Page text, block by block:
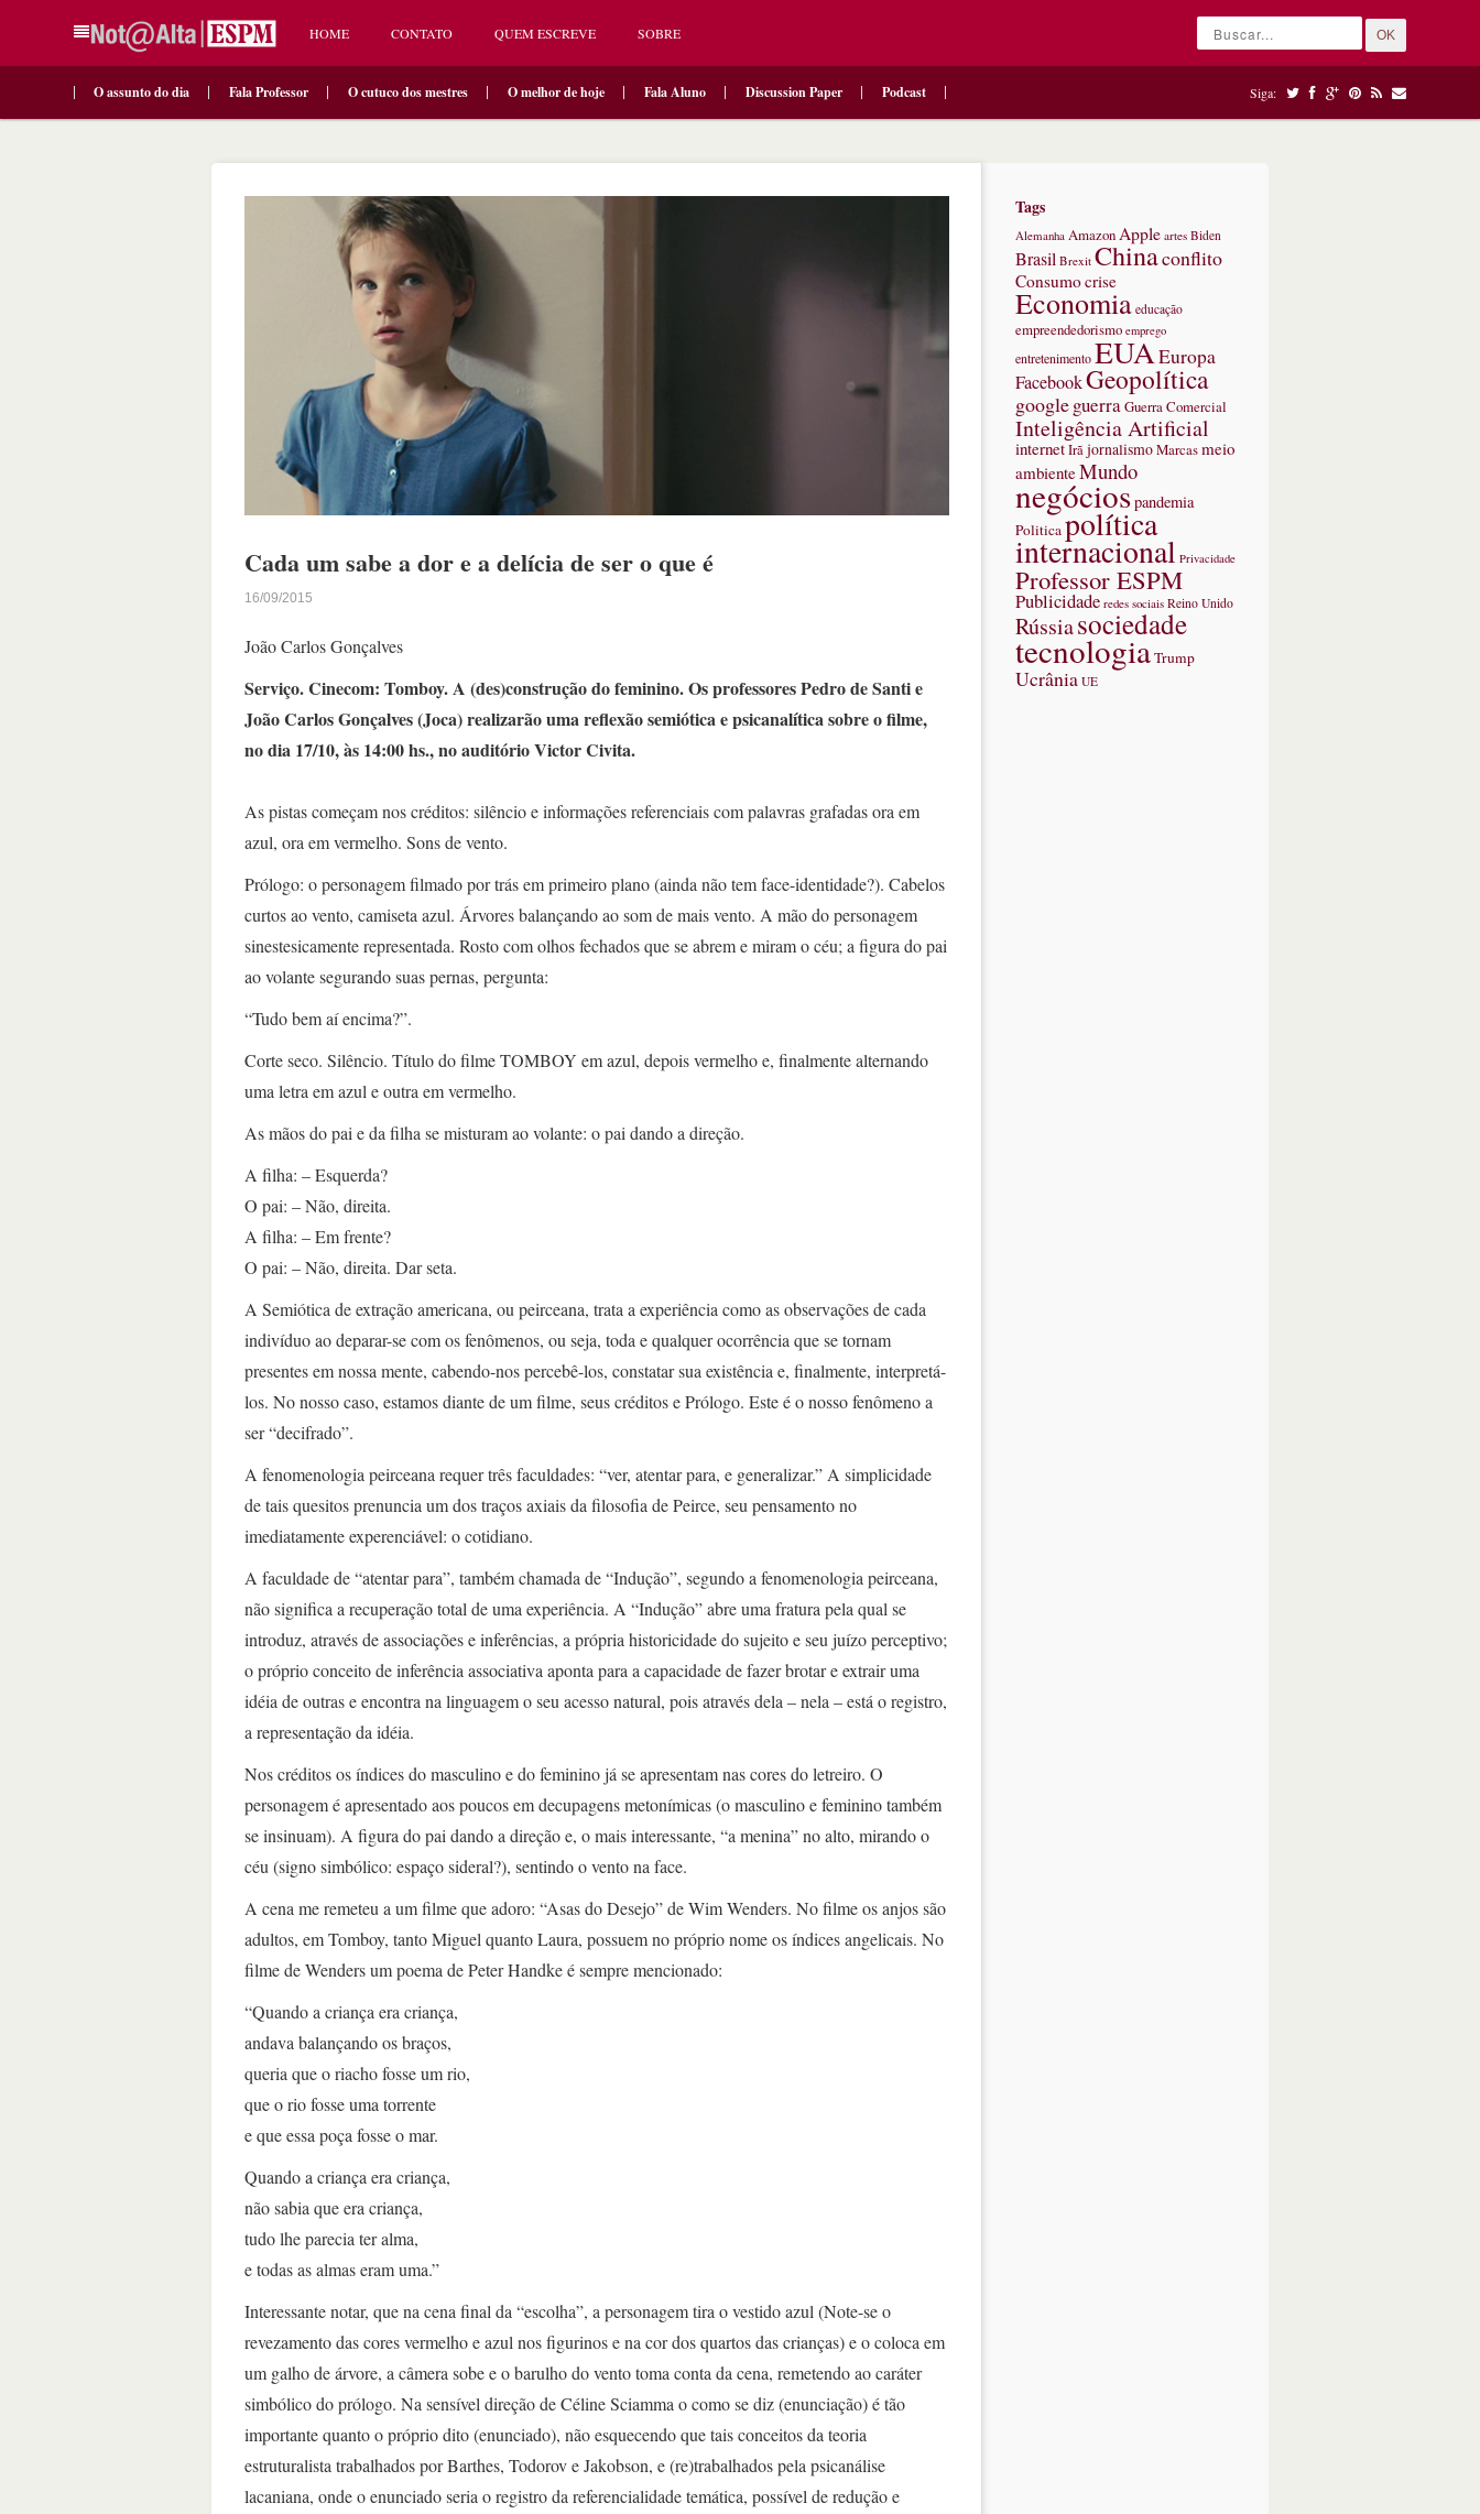
HOME CONTATO QUEM ESCREVE SOBRE OK
O assunto do dia Fala Professor O cutuco dos mestres O melhor de hoje Fala Aluno Discussion Paper Podcast Siga:
Cada um sabe a dor e a delícia de ser o que é
16/09/2015
João Carlos Gonçalves
Serviço. Cinecom: Tomboy. A (des)construção do feminino. Os professores Pedro de Santi e
João Carlos Gonçalves (Joca) realizarão uma reflexão semiótica e psicanalítica sobre o filme,
no dia 17/10, às 14:00 hs., no auditório Victor Civita.
As pistas começam nos créditos: silêncio e informações referenciais com palavras grafadas ora em
azul, ora em vermelho. Sons de vento.
Prólogo: o personagem filmado por trás em primeiro plano (ainda não tem face-identidade?). Cabelos
curtos ao vento, camiseta azul. Árvores balançando ao som de mais vento. A mão do personagem
sinestesicamente representada. Rosto com olhos fechados que se abrem e miram o céu; a figura do pai
ao volante segurando suas pernas, pergunta:
“Tudo bem aí encima?”.
Corte seco. Silêncio. Título do filme TOMBOY em azul, depois vermelho e, finalmente alternando
uma letra em azul e outra em vermelho.
As mãos do pai e da filha se misturam ao volante: o pai dando a direção.
A filha: – Esquerda?
O pai: – Não, direita.
A filha: – Em frente?
O pai: – Não, direita. Dar seta.
A Semiótica de extração americana, ou peirceana, trata a experiência como as observações de cada
indivíduo ao deparar-se com os fenômenos, ou seja, toda e qualquer ocorrência que se tornam
presentes em nossa mente, cabendo-nos percebê-los, constatar sua existência e, finalmente, interpretá-
los. No nosso caso, estamos diante de um filme, seus créditos e Prólogo. Este é o nosso fenômeno a
ser “decifrado”.
A fenomenologia peirceana requer três faculdades: “ver, atentar para, e generalizar.” A simplicidade
de tais quesitos prenuncia um dos traços axiais da filosofia de Peirce, seu pensamento no
imediatamente experenciável: o cotidiano.
A faculdade de “atentar para”, também chamada de “Indução”, segundo a fenomenologia peirceana,
não significa a recuperação total de uma experiência. A “Indução” abre uma fratura pela qual se
introduz, através de associações e inferências, a própria historicidade do sujeito e seu juízo perceptivo;
o próprio conceito de inferência associativa aponta para a capacidade de fazer brotar e extrair uma
idéia de outras e encontra na linguagem o seu acesso natural, pois através dela – nela – está o registro,
a representação da idéia.
Nos créditos os índices do masculino e do feminino já se apresentam nas cores do letreiro. O
personagem é apresentado aos poucos em decupagens metonímicas (o masculino e feminino também
se insinuam). A figura do pai dando a direção e, o mais interessante, “a menina” no alto, mirando o
céu (signo simbólico: espaço sideral?), sentindo o vento na face.
A cena me remeteu a um filme que adoro: “Asas do Desejo” de Wim Wenders. No filme os anjos são
adultos, em Tomboy, tanto Miguel quanto Laura, possuem no próprio nome os índices angelicais. No
filme de Wenders um poema de Peter Handke é sempre mencionado:
“Quando a criança era criança,
andava balançando os braços,
queria que o riacho fosse um rio,
que o rio fosse uma torrente
e que essa poça fosse o mar.
Quando a criança era criança,
não sabia que era criança,
tudo lhe parecia ter alma,
e todas as almas eram uma.”
Interessante notar, que na cena final da “escolha”, a personagem tira o vestido azul (Note-se o
revezamento das cores vermelho e azul nos figurinos e na cor dos quartos das crianças) e o coloca em
um galho de árvore, a câmera sobe e o barulho do vento toma conta da cena, remetendo ao caráter
simbólico do prólogo. Na sensível direção de Céline Sciamma o como se diz (enunciação) é tão
importante quanto o próprio dito (enunciado), não esquecendo que tais conceitos da teoria
estruturalista trabalhados por Barthes, Todorov e Jakobson, e (re)trabalhados pela psicanálise
lacaniana, onde o enunciado seria o registro da referencialidade temática, possível de redução e
Tags
Alemanha Amazon Apple artes Biden
Brasil Brexit Chinaconflito
Consumocrise
Economia educação
empreendedorismo emprego
entretenimentoEUAEuropa
FacebookGeopolítica
googleguerraGuerra Comercial
Inteligência Artificial
internetIrãjornalismoMarcasmeio
ambienteMundo
negóciospandemia
Politicapolítica
internacional Privacidade
Professor ESPM
Publicidade redes sociais Reino Unido
Rússiasociedade
tecnologiaTrump
Ucrânia UE